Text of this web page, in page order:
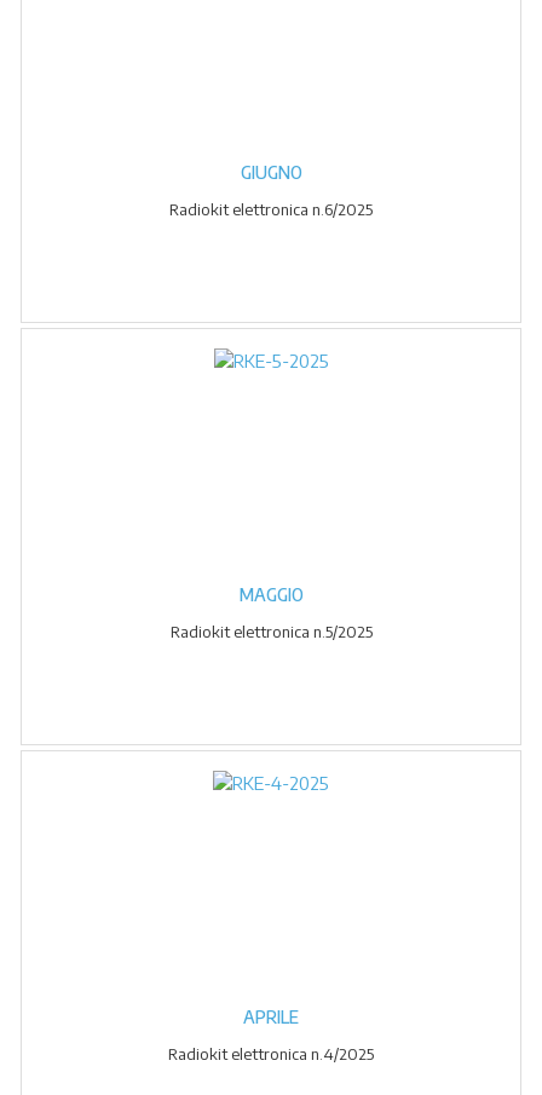
GIUGNO
Radiokit elettronica n.6/2025
MAGGIO
Radiokit elettronica n.5/2025
APRILE
Radiokit elettronica n.4/2025